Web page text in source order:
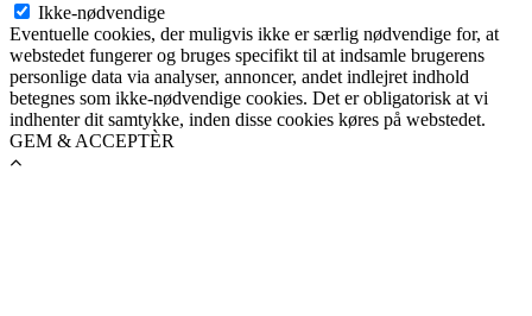
Ikke-nødvendige
Eventuelle cookies, der muligvis ikke er særlig nødvendige for, at
webstedet fungerer og bruges specifikt til at indsamle brugerens
personlige data via analyser, annoncer, andet indlejret indhold
betegnes som ikke-nødvendige cookies. Det er obligatorisk at vi
indhenter dit samtykke, inden disse cookies køres på webstedet.
GEM & ACCEPTÈR